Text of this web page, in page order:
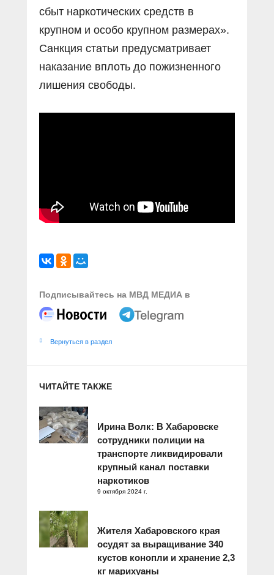
сбыт наркотических средств в
крупном и особо крупном размерах».
Санкция статьи предусматривает
наказание вплоть до пожизненного
лишения свободы.
Подписывайтесь на МВД МЕДИА в
Вернуться в раздел
ЧИТАЙТЕ ТАКЖЕ
Ирина Волк: В Хабаровске
сотрудники полиции на
транспорте ликвидировали
крупный канал поставки
наркотиков
9 октября 2024 г.
Жителя Хабаровского края
осудят за выращивание 340
кустов конопли и хранение 2,3
кг марихуаны